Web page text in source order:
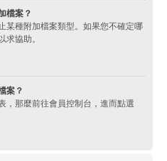
檔案？
某種附加檔案類型。如果您不確定哪
求協助。
案？
，那麼前往會員控制台，進而點選